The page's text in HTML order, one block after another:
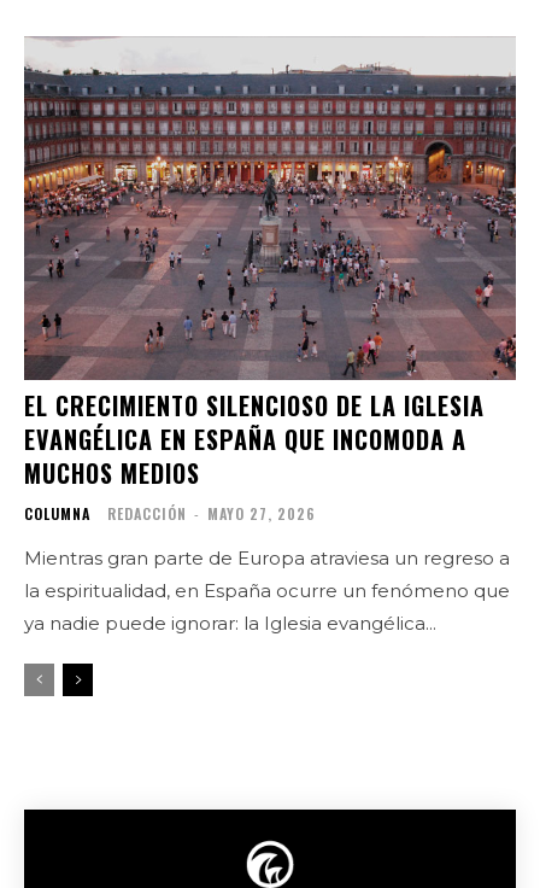
EL CRECIMIENTO SILENCIOSO DE LA IGLESIA
EVANGÉLICA EN ESPAÑA QUE INCOMODA A
MUCHOS MEDIOS
COLUMNA REDACCIÓN - MAYO 27, 2026
Mientras gran parte de Europa atraviesa un regreso a
la espiritualidad, en España ocurre un fenómeno que
ya nadie puede ignorar: la Iglesia evangélica...